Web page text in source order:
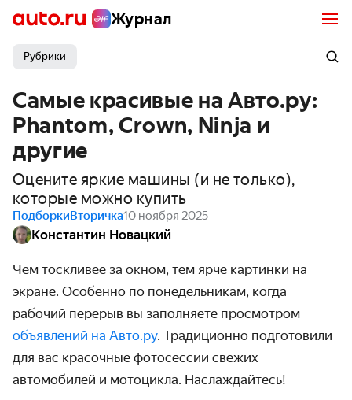
Журнал
Рубрики
Самые красивые на Авто.ру:
Phantom, Crown, Ninja и
другие
Оцените яркие машины (и не только),
которые можно купить
ПодборкиВторичка10 ноября 2025
Константин Новацкий
Чем тоскливее за окном, тем ярче картинки на
экране. Особенно по понедельникам, когда
рабочий перерыв вы заполняете просмотром
объявлений на Авто.ру. Традиционно подготовили
для вас красочные фотосессии свежих
автомобилей и мотоцикла. Наслаждайтесь!